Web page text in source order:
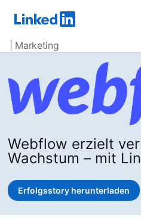
| Marketing
Webflow erzielt
Wachstum – mit
Erfolgsstory herunterladen
opens in a new